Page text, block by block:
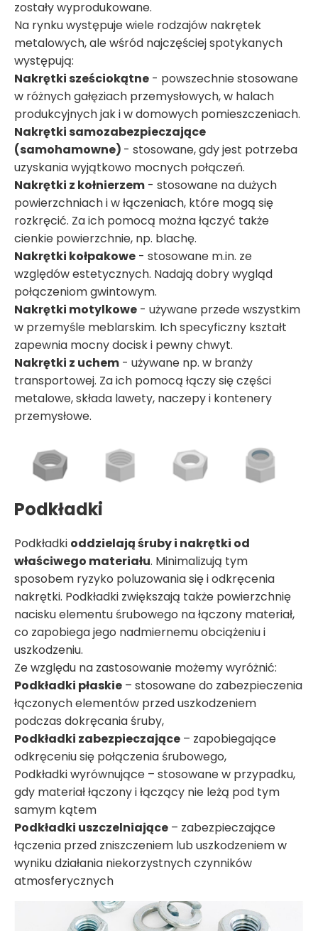
zostały wyprodukowane.
Na rynku występuje wiele rodzajów nakrętek
metalowych, ale wśród najczęściej spotykanych
występują:
Nakrętki sześciokątne - powszechnie stosowane
w różnych gałęziach przemysłowych, w halach
produkcyjnych jak i w domowych pomieszczeniach.
Nakrętki samozabezpieczające
(samohamowne) - stosowane, gdy jest potrzeba
uzyskania wyjątkowo mocnych połączeń.
Nakrętki z kołnierzem - stosowane na dużych
powierzchniach i w łączeniach, które mogą się
rozkręcić. Za ich pomocą można łączyć także
cienkie powierzchnie, np. blachę.
Nakrętki kołpakowe - stosowane m.in. ze
względów estetycznych. Nadają dobry wygląd
połączeniom gwintowym.
Nakrętki motylkowe - używane przede wszystkim
w przemyśle meblarskim. Ich specyficzny kształt
zapewnia mocny docisk i pewny chwyt.
Nakrętki z uchem - używane np. w branży
transportowej. Za ich pomocą łączy się części
metalowe, składa lawety, naczepy i kontenery
przemysłowe.
Podkładki
Podkładki oddzielają śruby i nakrętki od
właściwego materiału. Minimalizują tym
sposobem ryzyko poluzowania się i odkręcenia
nakrętki. Podkładki zwiększają także powierzchnię
nacisku elementu śrubowego na łączony materiał,
co zapobiega jego nadmiernemu obciążeniu i
uszkodzeniu.
Ze względu na zastosowanie możemy wyróżnić:
Podkładki płaskie – stosowane do zabezpieczenia
łączonych elementów przed uszkodzeniem
podczas dokręcania śruby,
Podkładki zabezpieczające – zapobiegające
odkręceniu się połączenia śrubowego,
Podkładki wyrównujące – stosowane w przypadku,
gdy materiał łączony i łączący nie leżą pod tym
samym kątem
Podkładki uszczelniające – zabezpieczające
łączenia przed zniszczeniem lub uszkodzeniem w
wyniku działania niekorzystnych czynników
atmosferycznych